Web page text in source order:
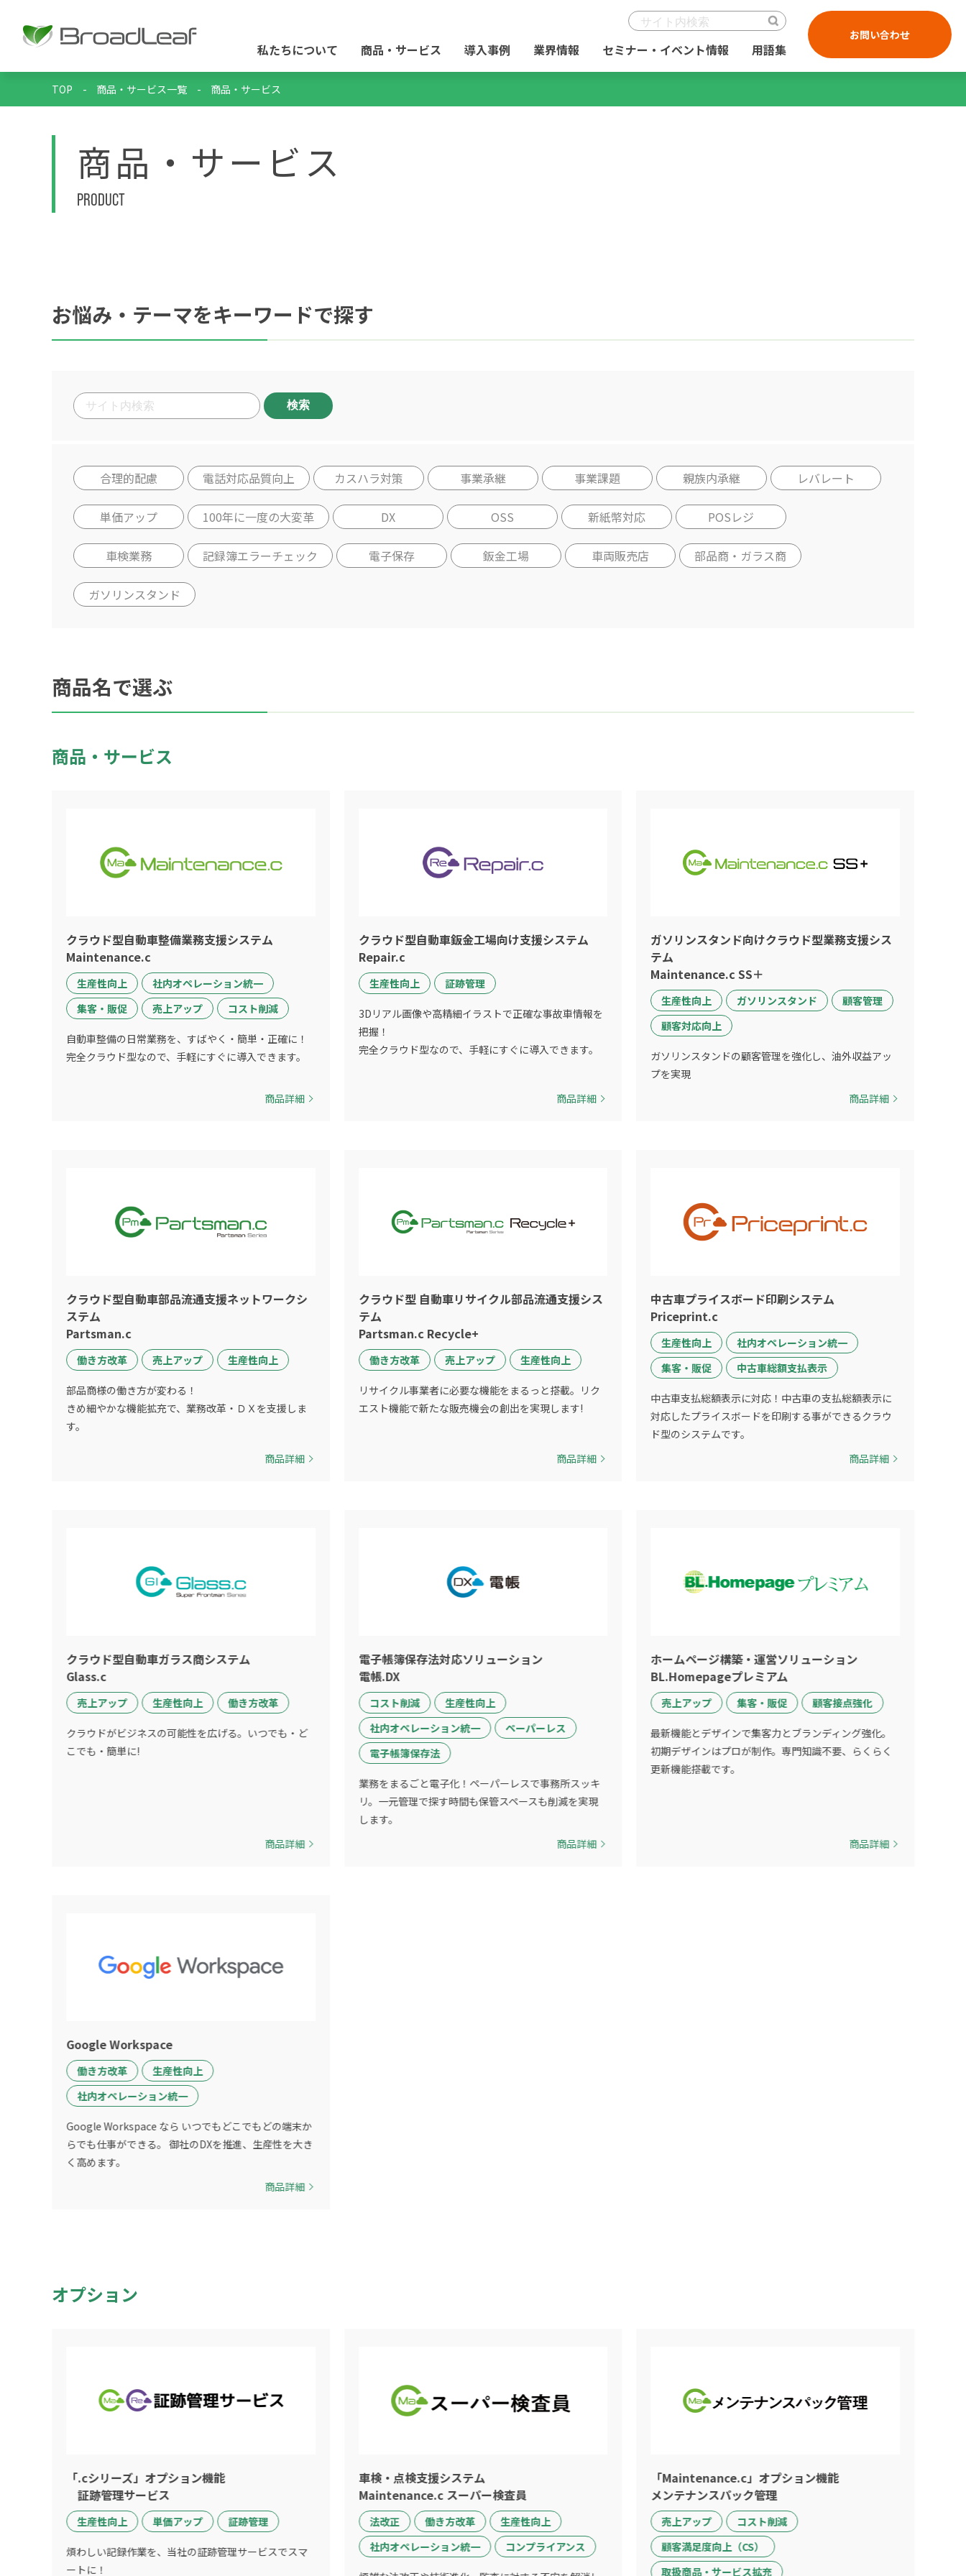
私たちについて 商品・サービス 導入事例 業界情報 セミナー・イベント情報 用語集
お問い合わせ
TOP - 商品・サービス一覧 - 商品・サービス
商品・サービス
PRODUCT
お悩み・テーマをキーワードで探す
検索
合理的配慮 電話対応品質向上 カスハラ対策 事業承継 事業課題 親族内承継 レバレート
単価アップ 100年に一度の大変革 DX OSS 新紙幣対応 POSレジ
車検業務 記録簿エラーチェック 電子保存 鈑金工場 車両販売店 部品商・ガラス商
ガソリンスタンド
商品名で選ぶ
商品・サービス
クラウド型自動車整備業務支援システム
Maintenance.c
生産性向上
社内オペレーション統一
集客・販促
売上アップ コスト削減
自動車整備の日常業務を、すばやく・簡単・正確に！
完全クラウド型なので、手軽にすぐに導入できます。
商品詳細
クラウド型自動車鈑金工場向け支援システム
Repair.c
生産性向上 証跡管理
3Dリアル画像や高精細イラストで正確な事故車情報を
把握！
完全クラウド型なので、手軽にすぐに導入できます。
商品詳細
ガソリンスタンド向けクラウド型業務支援シス
テム
Maintenance.c SS＋
生産性向上 ガソリンスタンド
顧客管理
顧客対応向上
ガソリンスタンドの顧客管理を強化し、油外収益アッ
プを実現
商品詳細
クラウド型自動車部品流通支援ネットワークシ
ステム
Partsman.c
働き方改革 売上アップ 生産性向上
部品商様の働き方が変わる！
きめ細やかな機能拡充で、業務改革・ＤＸを支援しま
す。
商品詳細
クラウド型 自動車リサイクル部品流通支援シス
テム
Partsman.c Recycle+
働き方改革 売上アップ 生産性向上
リサイクル事業者に必要な機能をまるっと搭載。リク
エスト機能で新たな販売機会の創出を実現します!
商品詳細
中古車プライスボード印刷システム
Priceprint.c
生産性向上
社内オペレーション統一
集客・販促
中古車総額支払表示
中古車支払総額表示に対応！中古車の支払総額表示に
対応したプライスボードを印刷する事ができるクラウ
ド型のシステムです。
商品詳細
クラウド型自動車ガラス商システム
Glass.c
売上アップ 生産性向上 働き方改革
クラウドがビジネスの可能性を広げる。いつでも・ど
こでも・簡単に!
商品詳細
電子帳簿保存法対応ソリューション
電帳.DX
コスト削減
生産性向上
社内オペレーション統一
ペーパーレス
電子帳簿保存法
業務をまるごと電子化！ペーパーレスで事務所スッキ
リ。一元管理で探す時間も保管スペースも削減を実現
します。
商品詳細
ホームページ構築・運営ソリューション
BL.Homepageプレミアム
売上アップ 集客・販促 顧客接点強化
最新機能とデザインで集客力とブランディング強化。
初期デザインはプロが制作。専門知識不要、らくらく
更新機能搭載です。
商品詳細
Google Workspace
働き方改革
生産性向上
社内オペレーション統一
Google Workspace なら いつでもどこでもどの端末か
らでも仕事ができる。 御社のDXを推進、生産性を大き
く高めます。
商品詳細
オプション
「.cシリーズ」オプション機能
証跡管理サービス
生産性向上 単価アップ 証跡管理
煩わしい記録作業を、当社の証跡管理サービスでスマ
ートに！
車検・点検支援システム
Maintenance.c スーパー検査員
法改正 働き方改革
生産性向上
社内オペレーション統一
コンプライアンス
「Maintenance.c」オプション機能
メンテナンスパック管理
売上アップ
コスト削減
顧客満足度向上（CS）
取扱商品・サービス拡充